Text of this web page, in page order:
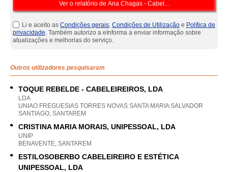
Li e aceito as Condições gerais, Condições de Utilização e Política de
privacidade. Também autorizo a eInforma a enviar informação sobre
atualizações e melhorias do serviço.
Outros utilizadores pesquisaram
TOQUE REBELDE - CABELEIREIROS, LDA
LDA
UNIAO FREGUESIAS TORRES NOVAS SANTA MARIA SALVADOR
SANTIAGO, SANTAREM
CRISTINA MARIA MORAIS, UNIPESSOAL, LDA
UNIP
BENAVENTE, SANTAREM
ESTILOSOBERBO CABELEIREIRO E ESTÉTICA
UNIPESSOAL, LDA